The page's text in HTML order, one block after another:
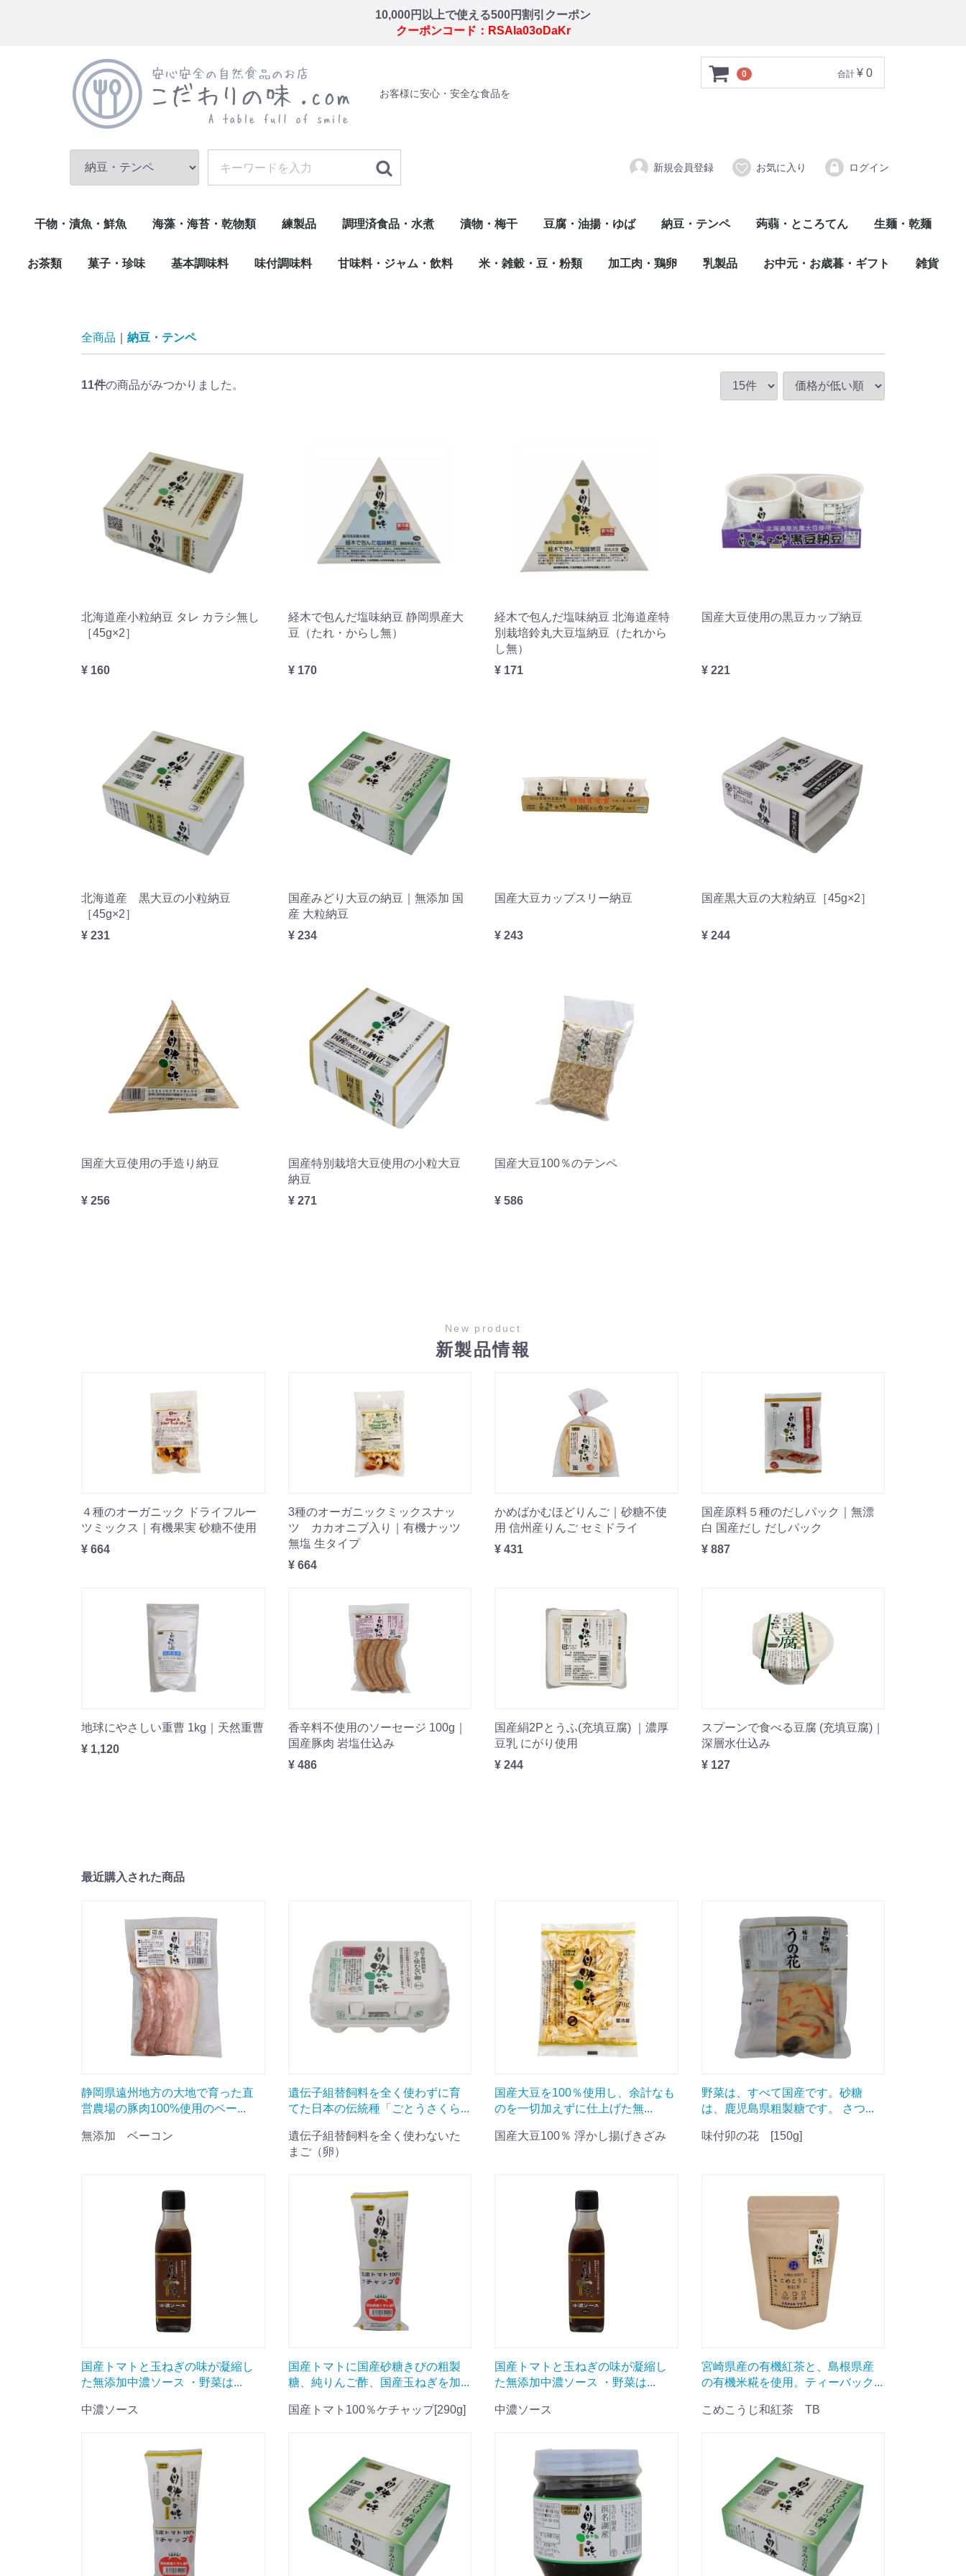
10,000円以上で使える500円割引クーポン
クーポンコード：RSAla03oDaKr
お客様に安心・安全な食品を
0 合計 ¥ 0
新規会員登録 お気に入り ログイン
干物・漬魚・鮮魚
乾物(小魚)
調理済(うなぎ・煮魚)
漬魚・鮮魚
干物
海藻・海苔・乾物類
乾物類・その他
海藻・昆布
練製品
伊達巻・錦玉子・玉子焼
練物・揚げ物・調理品
かまぼこ類
調理済食品・水煮
惣菜
佃煮
水煮
漬物・梅干
わさび漬
野菜の漬物
豆腐・油揚・ゆば
油揚・ゆば・その他
豆腐
納豆・テンペ 蒟蒻・ところてん
心太（ところてん）
蒟蒻（こんにゃく）
生麺・乾麺
乾麺
生麺
お茶類 菓子・珍味 基本調味料 味付調味料 甘味料・ジャム・飲料 米・雑穀・豆・粉類 加工肉・鶏卵 乳製品 お中元・お歳暮・ギフト 雑貨
全商品 納豆・テンペ
11件の商品がみつかりました。
北海道産小粒納豆 タレ カラシ無し
［45g×2］
¥ 160
経木で包んだ塩味納豆 静岡県産大
豆（たれ・からし無）
¥ 170
経木で包んだ塩味納豆 北海道産特
別栽培鈴丸大豆塩納豆（たれから
し無）
¥ 171
国産大豆使用の黒豆カップ納豆
¥ 221
北海道産 黒大豆の小粒納豆
［45g×2］
¥ 231
国産みどり大豆の納豆｜無添加 国
産 大粒納豆
¥ 234
国産大豆カップスリー納豆
¥ 243
国産黒大豆の大粒納豆［45g×2］
¥ 244
国産大豆使用の手造り納豆
¥ 256
国産特別栽培大豆使用の小粒大豆
納豆
¥ 271
国産大豆100％のテンペ
¥ 586
New product
新製品情報
４種のオーガニック ドライフルー
ツミックス｜有機果実 砂糖不使用
¥ 664
3種のオーガニックミックスナッ
ツ カカオニブ入り｜有機ナッツ
無塩 生タイプ
¥ 664
かめばかむほどりんご｜砂糖不使
用 信州産りんご セミドライ
¥ 431
国産原料５種のだしパック｜無漂
白 国産だし だしパック
¥ 887
地球にやさしい重曹 1kg｜天然重曹
¥ 1,120
香辛料不使用のソーセージ 100g｜
国産豚肉 岩塩仕込み
¥ 486
国産絹2Pとうふ(充填豆腐) ｜濃厚
豆乳 にがり使用
¥ 244
スプーンで食べる豆腐 (充填豆腐)｜
深層水仕込み
¥ 127
最近購入された商品
静岡県遠州地方の大地で育った直
営農場の豚肉100%使用のベー...
無添加 ベーコン
遺伝子組替飼料を全く使わずに育
てた日本の伝統種「ごとうさくら...
遺伝子組替飼料を全く使わないた
まご（卵）
国産大豆を100％使用し、余計なも
のを一切加えずに仕上げた無...
国産大豆100％ 浮かし揚げきざみ
野菜は、すべて国産です。砂糖
は、鹿児島県粗製糖です。 さつ...
味付卯の花 [150g]
国産トマトと玉ねぎの味が凝縮し
た無添加中濃ソース ・野菜は...
中濃ソース
国産トマトに国産砂糖きびの粗製
糖、純りんご酢、国産玉ねぎを加...
国産トマト100％ケチャップ[290g]
国産トマトと玉ねぎの味が凝縮し
た無添加中濃ソース ・野菜は...
中濃ソース
宮崎県産の有機紅茶と、島根県産
の有機米糀を使用。ティーバック...
こめこうじ和紅茶 TB